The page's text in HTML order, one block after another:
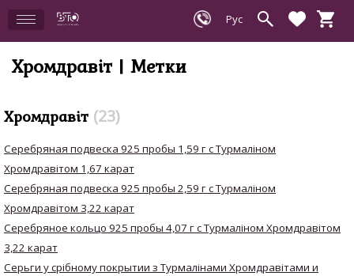
Хромдравіт | Метки
Хромдравіт 23
Серебряная подвеска 925 пробы 1,59 г с Турмаліном
Хромдравітом 1,67 карат
Серебряная подвеска 925 пробы 2,59 г с Турмаліном
Хромдравітом 3,22 карат
Серебряное кольцо 925 пробы 4,07 г с Турмаліном Хромдравітом
3,22 карат
Серьги у срібному покрытии з Турмалінами Хромдравітами и